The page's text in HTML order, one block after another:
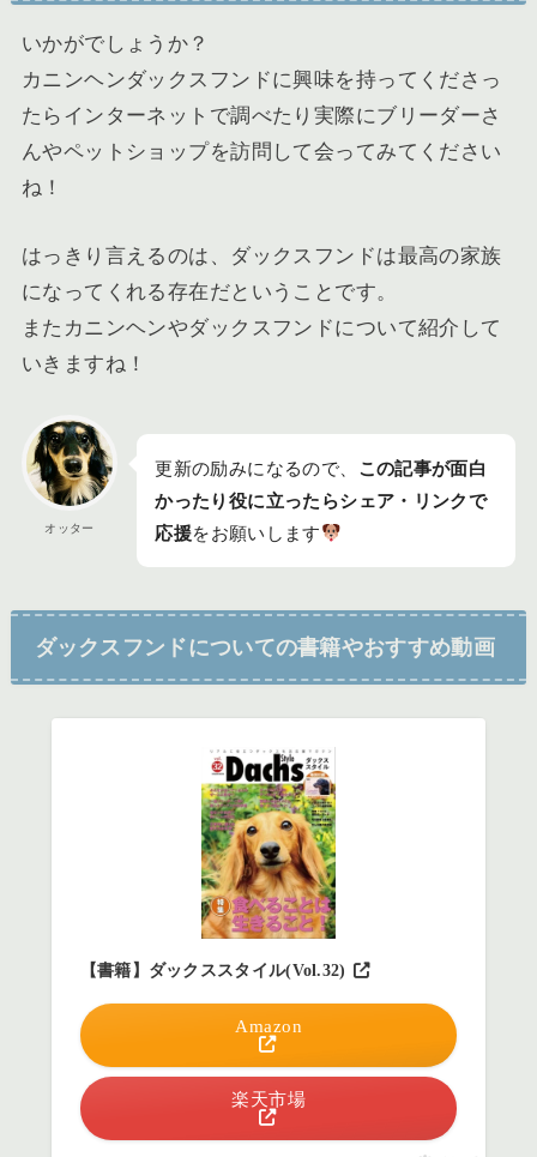
いかがでしょうか？
カニンヘンダックスフンドに興味を持ってくださっ
たらインターネットで調べたり実際にブリーダーさ
んやペットショップを訪問して会ってみてください
ね！
はっきり言えるのは、ダックスフンドは最高の家族
になってくれる存在だということです。
またカニンヘンやダックスフンドについて紹介して
いきますね！
オッター
更新の励みになるので、 この記事が面白
かったり役に立ったらシェア・リンクで
応援をお願いします
ダックスフンドについての書籍やおすすめ動画
【書籍】ダックススタイル(Vol.32)
Amazon
楽天市場